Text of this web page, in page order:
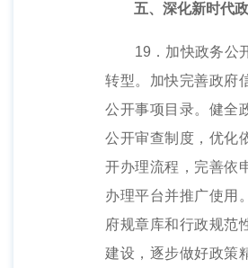
五、深化新时代
19．加快政务公
转型。加快完善政府
公开事项目录。健全
公开审查制度，优化
开办理流程，完善依
办理平台并推广使用
府规章库和行政规范
建设，逐步做好政策